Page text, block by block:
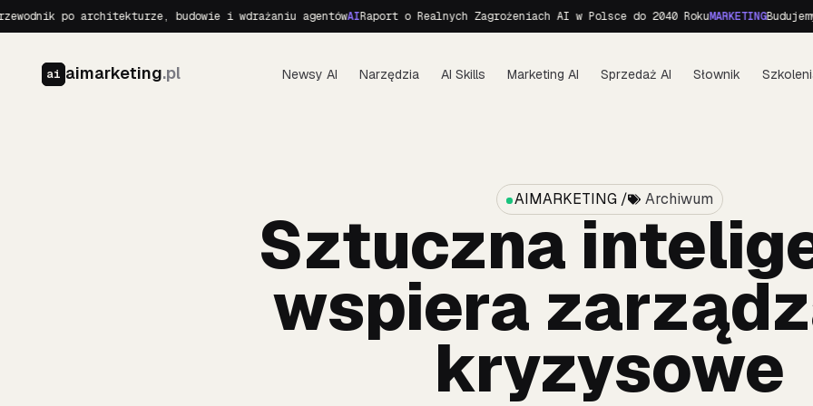
po architekturze, budowie i wdrażaniu agentówAIRaport o Realnych Zagrożeniach AI w Polsce do 2040 RokuMARKETINGBudujemy
ai aimarketing.pl Newsy AI Narzędzia AI Skills Marketing AI Sprzedaż AI Słownik
AIMARKETING / Archiwum
Sztuczna
wspiera
kryzysowe